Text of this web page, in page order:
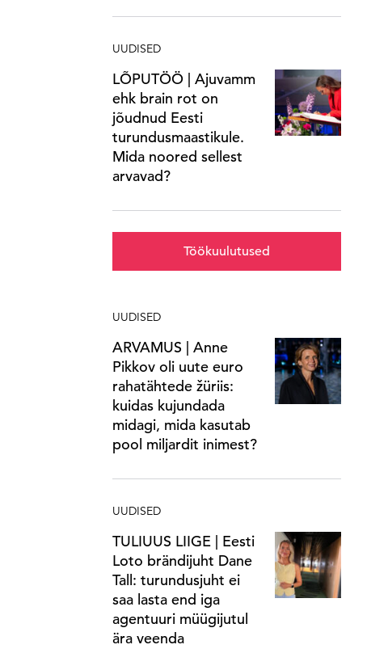
UUDISED
LÕPUTÖÖ | Ajuvamm
ehk brain rot on
jõudnud Eesti
turundusmaastikule.
Mida noored sellest
arvavad?
Töökuulutused
UUDISED
ARVAMUS | Anne
Pikkov oli uute euro
rahatähtede žüriis:
kuidas kujundada
midagi, mida kasutab
pool miljardit inimest?
UUDISED
TULIUUS LIIGE | Eesti
Loto brändijuht Dane
Tall: turundusjuht ei
saa lasta end iga
agentuuri müügijutul
ära veenda